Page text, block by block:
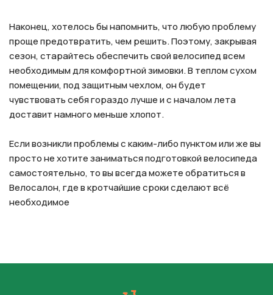
Наконец, хотелось бы напомнить, что любую проблему
проще предотвратить, чем решить. Поэтому, закрывая
сезон, старайтесь обеспечить свой велосипед всем
необходимым для комфортной зимовки. В теплом сухом
помещении, под защитным чехлом, он будет
чувствовать себя гораздо лучше и с началом лета
доставит намного меньше хлопот.
Если возникли проблемы с каким-либо пунктом или же вы
просто не хотите заниматься подготовкой велосипеда
самостоятельно, то вы всегда можете обратиться в
Велосалон, где в кротчайшие сроки сделают всё
необходимое